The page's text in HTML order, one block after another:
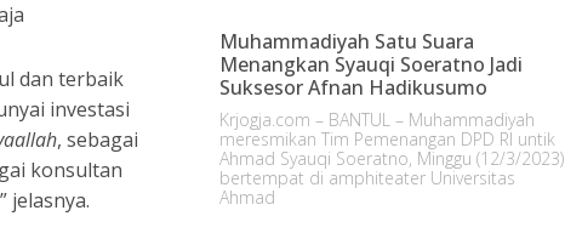
dan terbaik
investasi
, sebagai
konsultan
jelasnya.
Muhammadiyah Satu Suara
Menangkan Syauqi Soeratno Jadi
Suksesor Afnan Hadikusumo
Krjogja.com – BANTUL – Muhammadiyah
meresmikan Tim Pemenangan DPD RI untik
Ahmad Syauqi Soeratno, Minggu (12/3/2023)
bertempat di amphiteater Universitas
Ahmad